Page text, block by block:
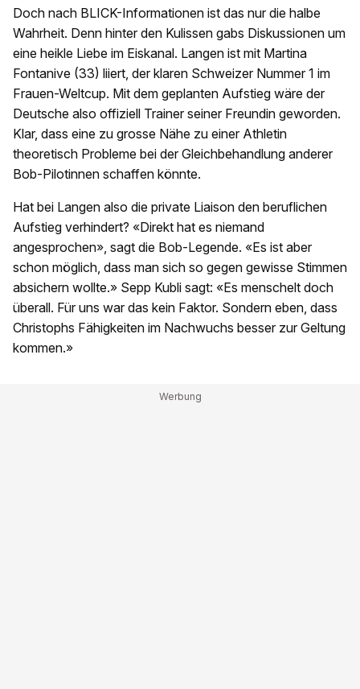
Doch nach BLICK-Informationen ist das nur die halbe
Wahrheit. Denn hinter den Kulissen gabs Diskussionen um
eine heikle Liebe im Eiskanal. Langen ist mit Martina
Fontanive (33) liiert, der klaren Schweizer Nummer 1 im
Frauen-Weltcup. Mit dem geplanten Aufstieg wäre der
Deutsche also offiziell Trainer seiner Freundin geworden.
Klar, dass eine zu grosse Nähe zu einer Athletin
theoretisch Probleme bei der Gleichbehandlung anderer
Bob-Pilotinnen schaffen könnte.
Hat bei Langen also die private Liaison den beruflichen
Aufstieg verhindert? «Direkt hat es niemand
angesprochen», sagt die Bob-Legende. «Es ist aber
schon möglich, dass man sich so gegen gewisse Stimmen
absichern wollte.» Sepp Kubli sagt: «Es menschelt doch
überall. Für uns war das kein Faktor. Sondern eben, dass
Christophs Fähigkeiten im Nachwuchs besser zur Geltung
kommen.»